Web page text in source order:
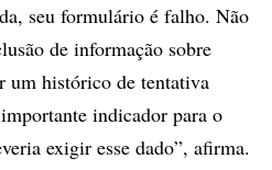
seu formulário é falho. Não
de informação sobre
um histórico de tentativa
indicador para o
exigir esse dado”, afirma.